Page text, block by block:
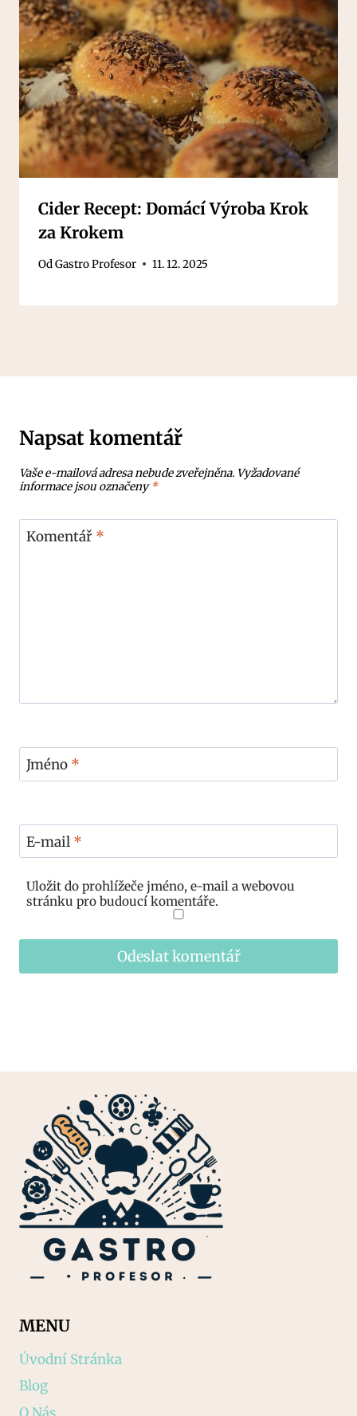
Cider Recept: Domácí Výroba Krok
za Krokem
OdGastro Profesor 11. 12. 2025
Napsat komentář
Vaše e-mailová adresa nebude zveřejněna. Vyžadované
informace jsou označeny*
Komentář *
Jméno *
E-mail *
Uložit do prohlížeče jméno, e-mail a webovou
stránku pro budoucí komentáře.
MENU
Úvodní Stránka
Blog